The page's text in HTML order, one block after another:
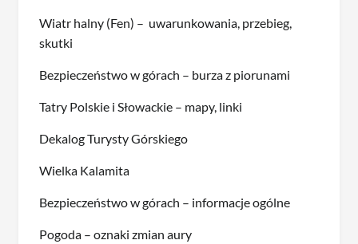
Wiatr halny (Fen) – uwarunkowania, przebieg,
skutki
Bezpieczeństwo w górach – burza z piorunami
Tatry Polskie i Słowackie – mapy, linki
Dekalog Turysty Górskiego
Wielka Kalamita
Bezpieczeństwo w górach – informacje ogólne
Pogoda – oznaki zmian aury